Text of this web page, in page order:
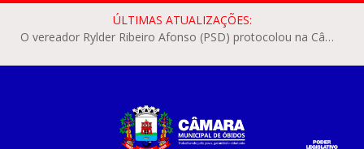
ÚLTIMAS ATUALIZAÇÕES:
O vereador Rylder Ribeiro Afonso (PSD) protocolou na Câmara Municipal de Óbidos o Requerimento nº 346/2026.